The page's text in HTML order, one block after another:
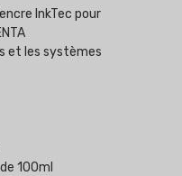
InkTec pour
et les systèmes
100ml